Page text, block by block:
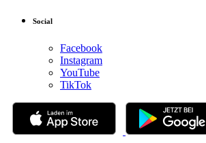
Social
Facebook
Instagram
YouTube
TikTok